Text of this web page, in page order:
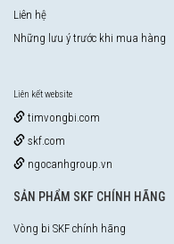
Liên hệ
Những lưu ý trước khi mua hàng
Liên kết website
timvongbi.com
skf.com
ngocanhgroup.vn
SẢN PHẨM SKF CHÍNH HÃNG
Vòng bi SKF chính hãng